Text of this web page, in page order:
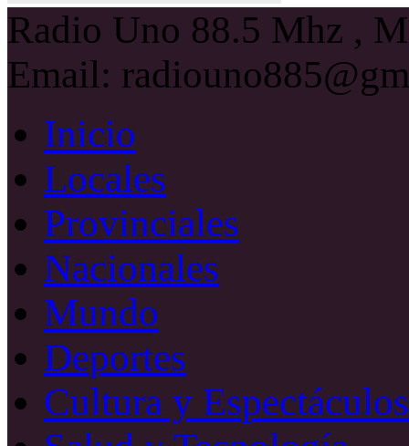
Radio Uno 88.5 Mhz ,
Email:
Inicio
Locales
Provinciales
Nacionales
Mundo
Deportes
Cultura y Espectáculos